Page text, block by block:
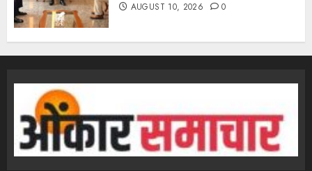
AUGUST 10, 2026 0